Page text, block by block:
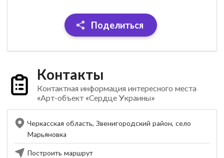
Поделиться
Контакты
Контактная информация интересного места
«Арт-объект «Сердце Украины»
Черкасская область, Звенигородский район, село
Марьяновка
Построить маршрут